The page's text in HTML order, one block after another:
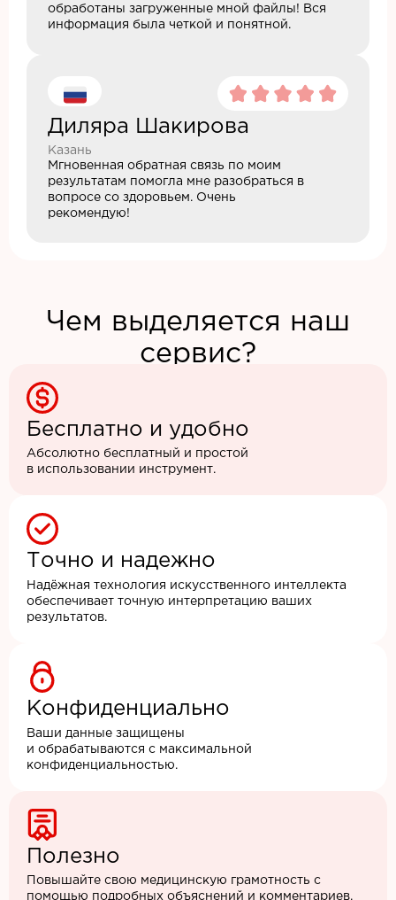
обработаны загруженные мной файлы! Вся
информация была четкой и понятной.
Диляра Шакирова
Казань
Мгновенная обратная связь по моим
результатам помогла мне разобраться в
вопросе со здоровьем. Очень
рекомендую!
Чем выделяется наш
сервис?
Бесплатно и удобно
Абсолютно бесплатный и простой
в использовании инструмент.
Точно и надежно
Надёжная технология искусственного интеллекта
обеспечивает точную интерпретацию ваших
результатов.
Конфиденциально
Ваши данные защищены
и обрабатываются с максимальной
конфиденциальностью.
Полезно
Повышайте свою медицинскую грамотность с
помощью подробных объяснений и комментариев.